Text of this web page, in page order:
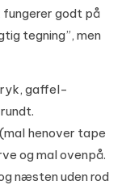
fungerer godt på
tegning”, men
gaffel-
henover tape
og mal ovenpå.
næsten uden rod